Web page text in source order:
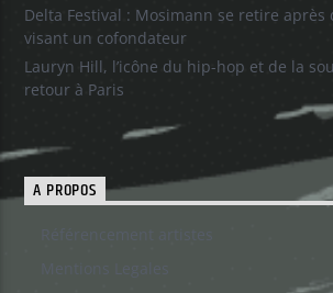
Delta Festival : Mosimann se retire après
visant un cofondateur
Lauryn Hill, l’icône du hip-hop et de la
retour à Paris
A PROPOS